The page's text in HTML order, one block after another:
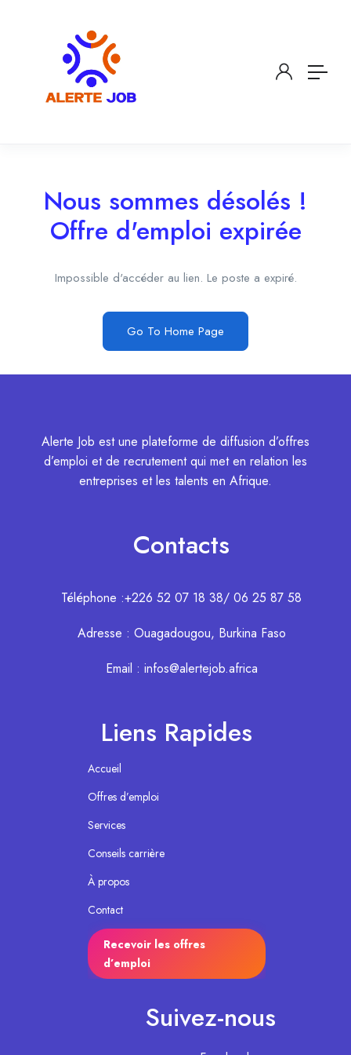
Nous sommes désolés !
Offre d'emploi expirée
Impossible d'accéder au lien. Le poste a expiré.
Go To Home Page
Alerte Job est une plateforme de diffusion d’offres
d’emploi et de recrutement qui met en relation les
entreprises et les talents en Afrique.
Contacts
Téléphone :+226 52 07 18 38/ 06 25 87 58
Adresse : Ouagadougou, Burkina Faso
Email : infos@alertejob.africa
Liens Rapides
Accueil
Offres d’emploi
Services
Conseils carrière
À propos
Contact
Recevoir les offres
d’emploi
Suivez-nous